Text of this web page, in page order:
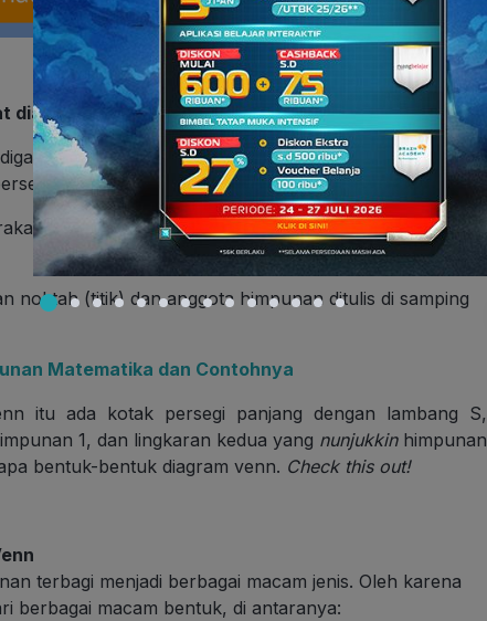
diagram venn, yaitu:
dengan persegi panjang dan lambang S
panjang.
(selain himpunan kosong) digambarkan dengan
noktah (titik) dan anggota himpunan ditulis di samping
Matematika dan Contohnya
itu ada kotak persegi panjang dengan lambang S,
1, dan lingkaran kedua yang nunjukkinhimpunan
bentuk-bentuk diagram venn. Check this out!
terbagi menjadi berbagai macam jenis. Oleh karena
berbagai macam bentuk, di antaranya: